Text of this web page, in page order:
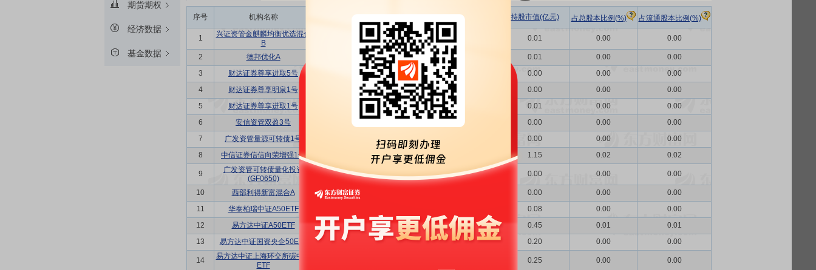
期货期权
经济数据
基金数据
序号 机构名称 相关链接 持股总数(万股) 持股市值(亿元) 占总股本比例(%) 占流通股本比例(%)
1
兴证资管金麒麟均衡优选混合
B
基金 0.01 0.00 0.00
2 德邦优化A 基金 0.01 0.00
0.00
3
财达证券尊享进取5号 券商 0.00 0.00
0.00
4
财达证券尊享明泉1号 券商 0.00 0.00
0.00
5
财达证券尊享进取1号 券商 0.01 0.00
0.00
6
安信资管双盈3号 持仓明细 0.72 0.00 0.00
0.00
7
广发资管量源可转债1号 券商 0.00 0.00
0.00
8
中信证券信信向荣增强1号 券商 1.15 0.02 0.02
9
广发资管可转债量化投资
(GF0650)
持仓明细 券商 0.01 0.00 0.00 0.00
10 西部利得新富混合A 持仓明细 0.00 0.00
0.00
11
华泰柏瑞中证A50ETF 0.08 0.00
0.00
12
易方达中证A50ETF 持仓明细 基金 168.68 0.45 0.01
0.01
13
易方达中证国资央企50ETF 持仓明细 基金 75.56 0.20 0.00 0.00
14
易方达中证上海环交所碳中和
ETF
0.25 0.00 0.00